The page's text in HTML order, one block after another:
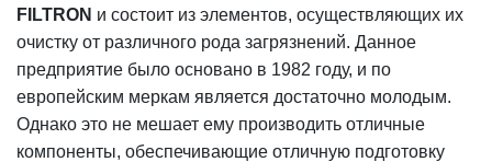
FILTRON и состоит из элементов, осуществляющих их
очистку от различного рода загрязнений. Данное
предприятие было основано в 1982 году, и по
европейским меркам является достаточно молодым.
Однако это не мешает ему производить отличные
компоненты, обеспечивающие отличную подготовку